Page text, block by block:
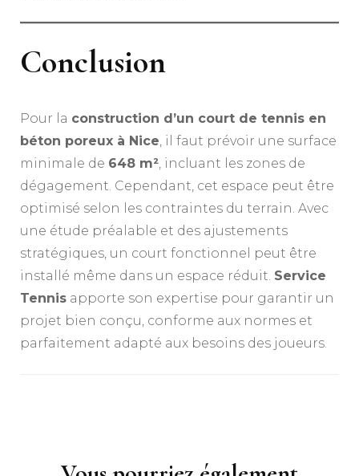
Conclusion
Pour la construction d’un court de tennis en
béton poreux à Nice, il faut prévoir une surface
minimale de 648 m², incluant les zones de
dégagement. Cependant, cet espace peut être
optimisé selon les contraintes du terrain. Avec
une étude préalable et des ajustements
stratégiques, un court fonctionnel peut être
installé même dans un espace réduit. Service
Tennis apporte son expertise pour garantir un
projet bien conçu, conforme aux normes et
parfaitement adapté aux besoins des joueurs.